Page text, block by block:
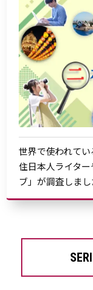
世界で使われて
住日本人ライタ
ブ」が調査しまし